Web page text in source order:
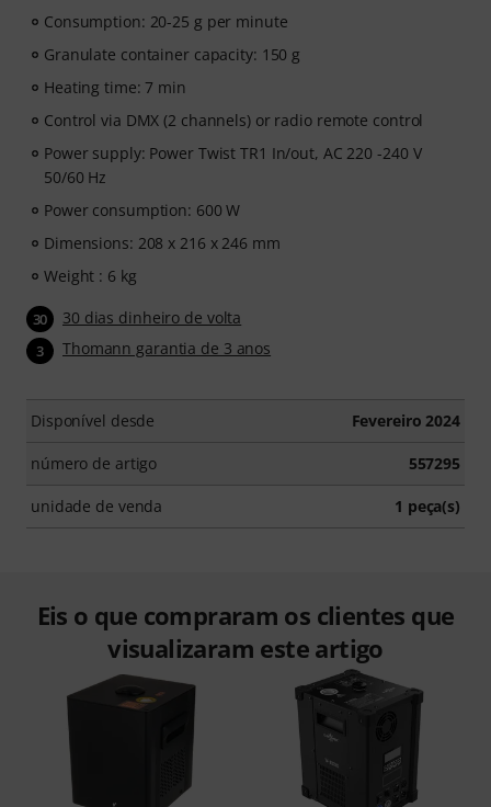
Consumption: 20-25 g per minute
Granulate container capacity: 150 g
Heating time: 7 min
Control via DMX (2 channels) or radio remote control
Power supply: Power Twist TR1 In/out, AC 220 -240 V
50/60 Hz
Power consumption: 600 W
Dimensions: 208 x 216 x 246 mm
Weight : 6 kg
30 30 dias dinheiro de volta
3 Thomann garantia de 3 anos
Disponível desde Fevereiro 2024
número de artigo 557295
unidade de venda 1 peça(s)
Eis o que compraram os clientes que
visualizaram este artigo